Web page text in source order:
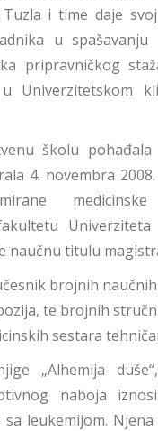
i time daje
u spašavanju
pripravničkog
Univerzitetskom
školu
4. novembra
naučnu titulu
brojnih
te brojnih
sestara
„Alhemija
naboja
leukemijom.